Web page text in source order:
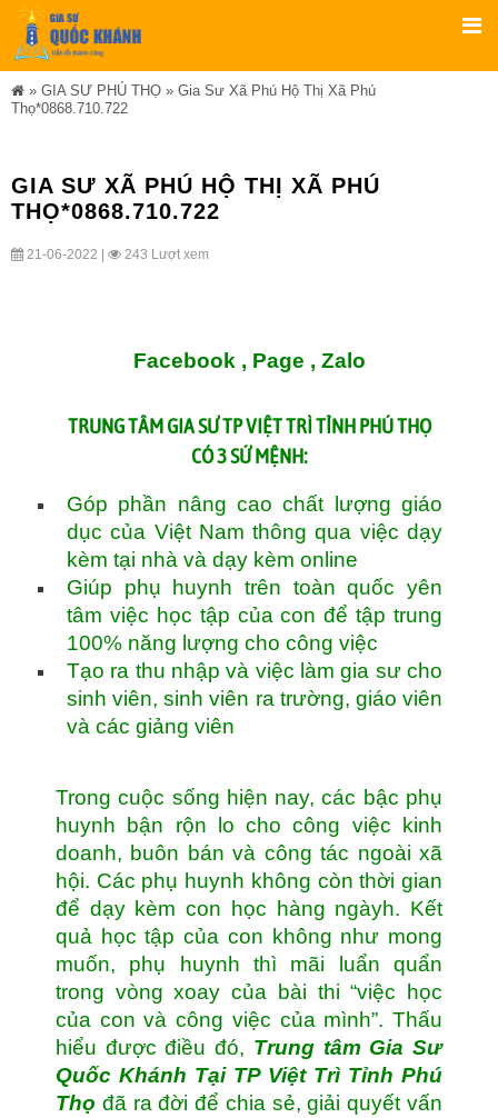
» GIA SƯ PHÚ THỌ » Gia Sư Xã Phú Hộ Thị Xã Phú
Thọ*0868.710.722
GIA SƯ XÃ PHÚ HỘ THỊ XÃ PHÚ
THỌ*0868.710.722
21-06-2022 | 243 Lượt xem
Facebook , Page , Zalo
TRUNG TÂMGIA SƯ TP VIỆT TRÌ TỈNH PHÚ THỌ
CÓ 3 SỨ MỆNH:
Góp phần nâng cao chất lượng giáo
dục của Việt Nam thông qua việc dạy
kèm tại nhà và dạy kèm online
Giúp phụ huynh trên toàn quốc yên
tâm việc học tập của con để tập trung
100% năng lượng cho công việc
Tạo ra thu nhập và việc làm gia sư cho
sinh viên, sinh viên ra trường, giáo viên
và các giảng viên
Trong cuộc sống hiện nay, các bậc phụ
huynh bận rộn lo cho công việc kinh
doanh, buôn bán và công tác ngoài xã
hội. Các phụ huynh không còn thời gian
để dạy kèm con học hàng ngàyh. Kết
quả học tập của con không như mong
muốn, phụ huynh thì mãi luẩn quẩn
trong vòng xoay của bài thi “việc học
của con và công việc của mình”. Thấu
hiểu được điều đó, Trung tâm Gia Sư
Quốc Khánh Tại TP Việt Trì Tỉnh Phú
Thọ đã ra đời để chia sẻ, giải quyết vấn